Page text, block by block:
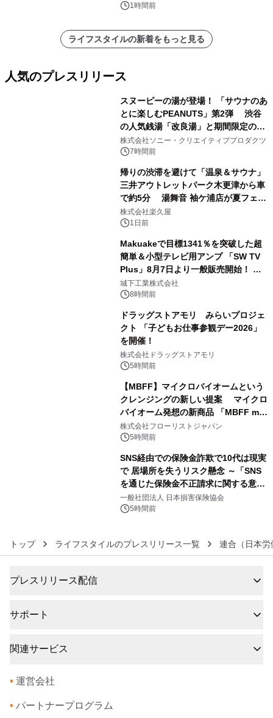
地平」を開催
1時間前
ライフスタイルの新着をもっと見る
人気のプレスリリース
スヌーピーの湯が登場！ 「サウナのあ
とに楽しむPEANUTS」第2弾 渋谷
の人気銭湯「改良湯」と期間限定のコ
ラボレーション サウナイキタイコラ
ボグッズも発売決定！
株式会社ソニー・クリエイティブプロダクツ
7時間前
帰りの渋滞を避けて「温泉＆サウナ」
三井アウトレットパーク木更津から車
で約5分 湯舞音 袖ケ浦店が夏フェア
メニューを提供
株式会社楽久屋
1日前
Makuakeで目標1341％を突破した超
簡単＆小型テレビ用アンプ 「SW TV
Plus」8月7日より一般販売開始！ ケ
ーブル1本つなぐだけ、テレビの音が
ぐっと豊かに
城下工業株式会社
8時間前
ドラッグストアモリ みらいプロジェ
クト 「子どもお仕事参観デー2026」
を開催！
株式会社ドラッグストアモリ
5時間前
【MBFF】マイクロバイオームという
クレンジングの新しい提案 マイクロ
バイオーム発想の新商品 「MBFF mb
クレンジングPRO」を2026年8月6日
発売
株式会社フローリストジャパン
5時間前
SNS経由での保険金詐欺で10代は現実
で 居場所を失うリスク懸念 ～「SNS
を通じた保険金不正請求に関する意識
調査」を実施、 認知度の低さも浮き彫
りに～
一般社団法人 日本損害保険協会
5時間前
トップ ライフスタイルのプレスリリース一覧 連合（日本
プレスリリース配信
サポート
関連サービス
• 運営会社
• パートナープログラム